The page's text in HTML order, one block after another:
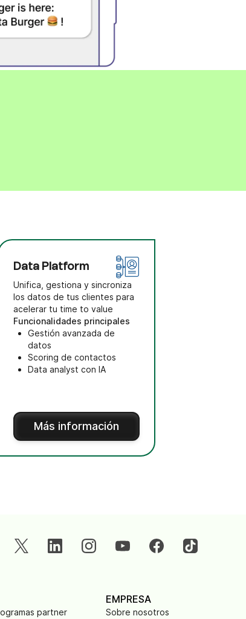
Data Platform
Unifica, gestiona y sincroniza
los datos de tus clientes para
acelerar tu time to value
Funcionalidades principales
Gestión avanzada de
datos
Scoring de contactos
Data analyst con IA
Más información
partner
EMPRESA
Sobre nosotros